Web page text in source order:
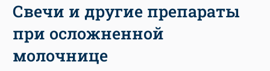
Свечи и другие препараты
при осложненной
молочнице